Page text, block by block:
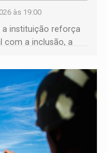
às 19:00
a instituição reforça
com a inclusão, a